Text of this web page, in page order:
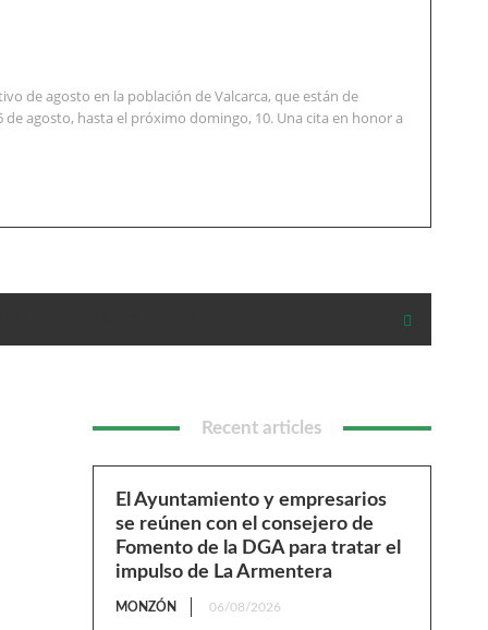
de agosto en la población de Valcarca, que están de
de agosto, hasta el próximo domingo, 10. Una cita en honor a
Recent articles
El Ayuntamiento y empresarios
se reúnen con el consejero de
Fomento de la DGA para tratar el
impulso de La Armentera
MONZÓN 06/08/2026